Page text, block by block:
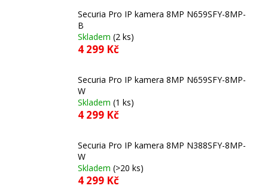
Securia Pro IP kamera 8MP N659SFY-8MP-
B
Skladem (2 ks)
4 299 Kč
Securia Pro IP kamera 8MP N659SFY-8MP-
W
Skladem (1 ks)
4 299 Kč
Securia Pro IP kamera 8MP N388SFY-8MP-
W
Skladem (>20 ks)
4 299 Kč